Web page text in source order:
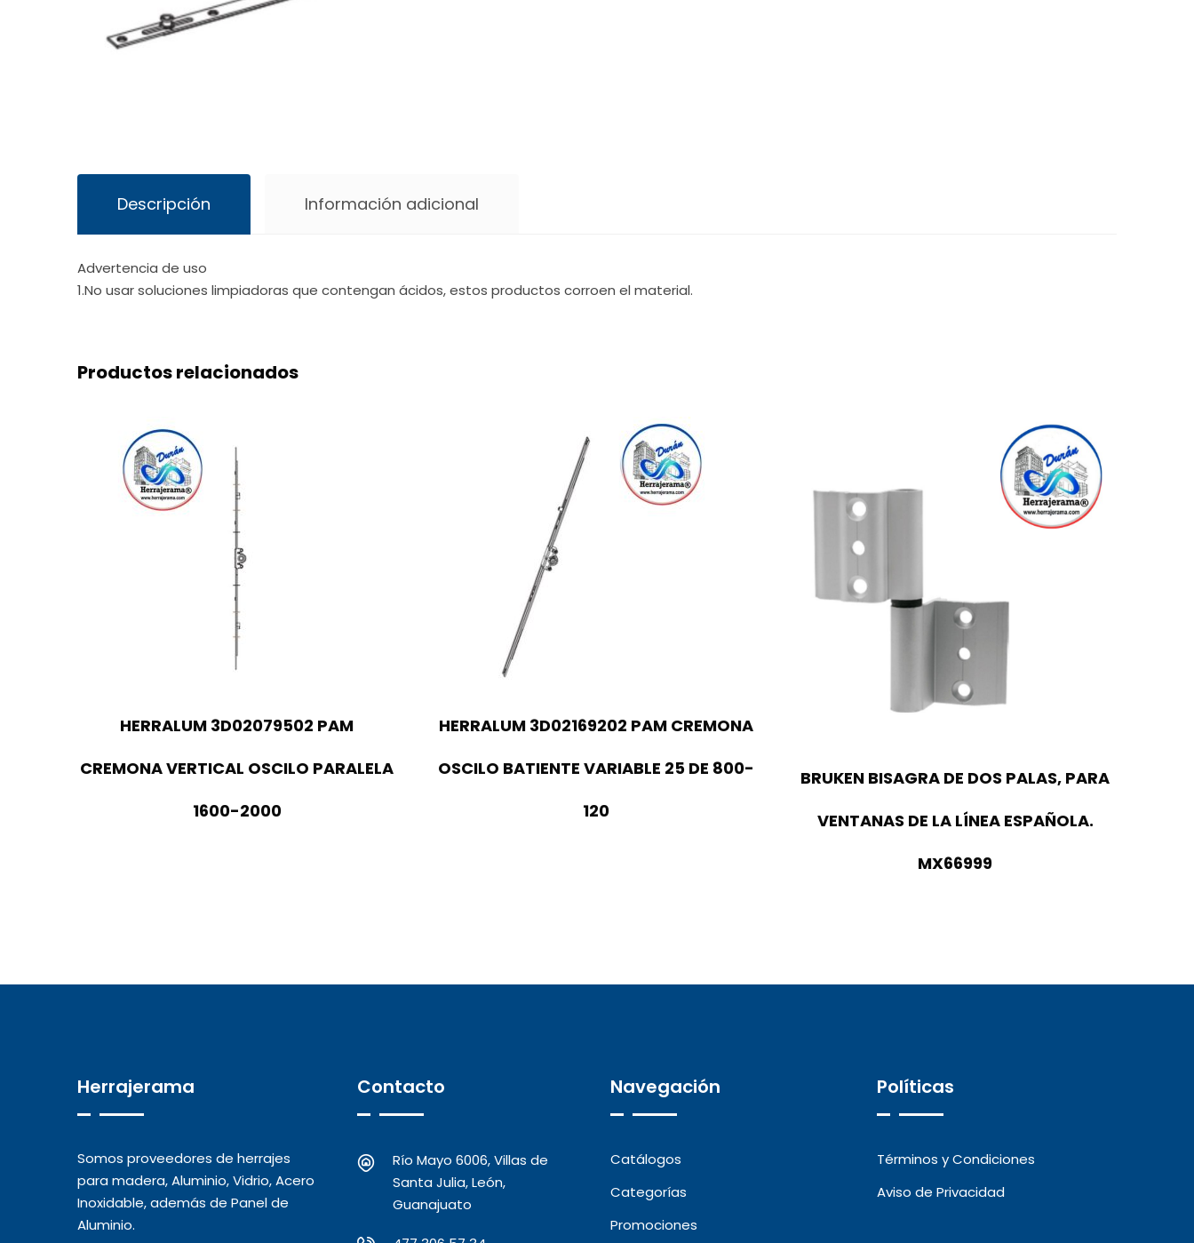
Descripción Información adicional
Advertencia de uso
1.No usar soluciones limpiadoras que contengan ácidos, estos productos corroen el material.
Productos relacionados
HERRALUM 3D02079502 PAM
CREMONA VERTICAL OSCILO PARALELA
1600-2000
HERRALUM 3D02169202 PAM CREMONA
OSCILO BATIENTE VARIABLE 25 DE 800-
120
BRUKEN BISAGRA DE DOS PALAS, PARA
VENTANAS DE LA LÍNEA ESPAÑOLA.
MX66999
Herrajerama
Somos proveedores de herrajes
para madera, Aluminio, Vidrio, Acero
Inoxidable, además de Panel de
Aluminio.
Contacto
Río Mayo 6006, Villas de
Santa Julia, León,
Guanajuato
Navegación
Catálogos
Categorías
Promociones
Políticas
Términos y Condiciones
Aviso de Privacidad